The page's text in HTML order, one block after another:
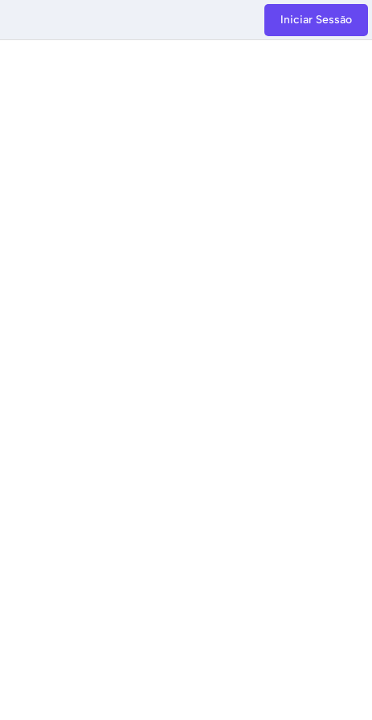
Iniciar Sessão